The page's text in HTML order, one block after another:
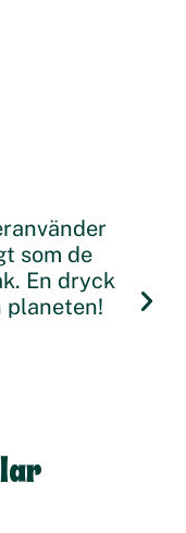
som de
En dryck
planeten!